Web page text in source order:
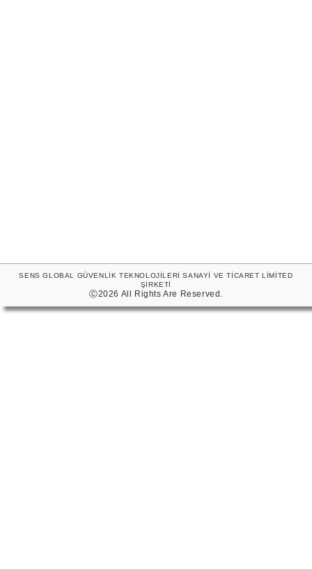
SENS GLOBAL GÜVENLİK TEKNOLOJİLERİ SANAYİ VE TİCARET LİMİTED
ŞİRKETİ
Ⓒ2026 All Rights Are Reserved.